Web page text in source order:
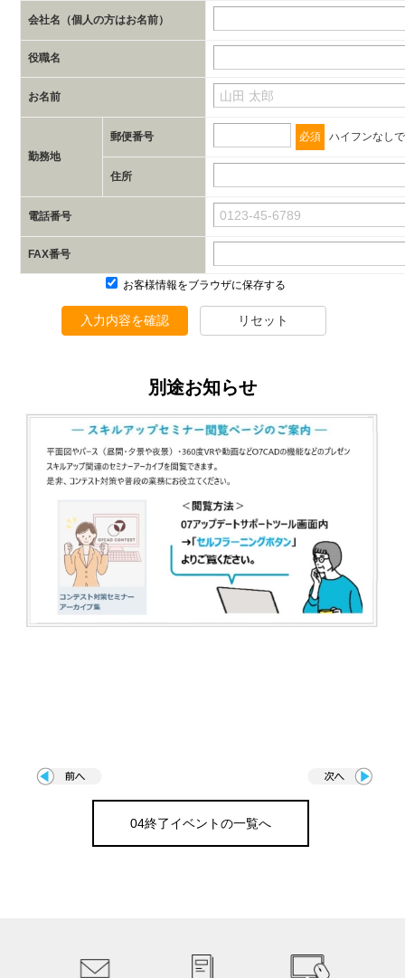
会社名（個人の方はお名前）
役職名
お名前
勤務地
郵便番号 必須 ハイフンなし
住所
電話番号
FAX番号
お客様情報をブラウザに保存する
入力内容を確認 リセット
別途お知らせ
04終了イベントの一覧へ